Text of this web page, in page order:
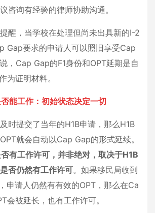
咨询有经验的律师协助沟通。
醒，当学校在处理但尚未出具新的I-2
Gap要求的申请人可以照旧享受Cap
，Cap Gap的F1身份和OPT延期是自
为证明材料。
能工作：初始状态决定一切
时提交了当年的H1B申请，那么H1B
就会自动以Cap Gap的形式延续。
有工作许可，并非绝对，取决于H1B
否仍然有工作许可。如果移民局收到
申请人仍然有有效的OPT，那么在Ca
会被延长，也有工作许可。